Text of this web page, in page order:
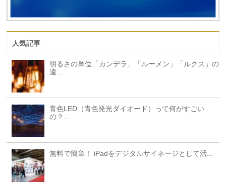
人気記事
明るさの単位「カンデラ」「ルーメン」「ルクス」の
違...
青色LED（青色発光ダイオード）って何がすごい
の？...
無料で簡単！ iPadをデジタルサイネージとして活...